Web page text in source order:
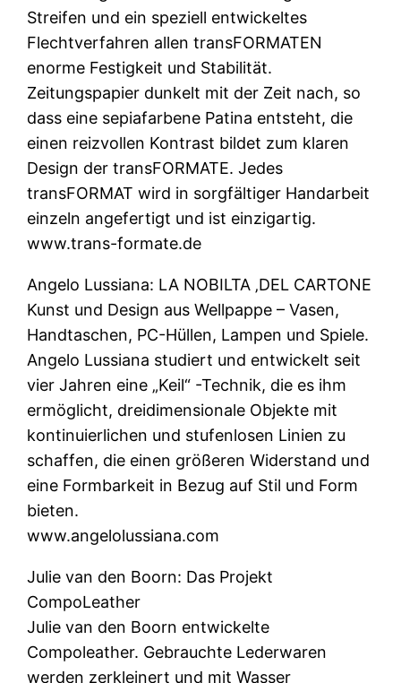
Streifen und ein speziell entwickeltes
Flechtverfahren allen transFORMATEN
enorme Festigkeit und Stabilität.
Zeitungspapier dunkelt mit der Zeit nach, so
dass eine sepiafarbene Patina entsteht, die
einen reizvollen Kontrast bildet zum klaren
Design der transFORMATE. Jedes
transFORMAT wird in sorgfältiger Handarbeit
einzeln angefertigt und ist einzigartig.
www.trans-formate.de
Angelo Lussiana: LA NOBILTA ‚DEL CARTONE
Kunst und Design aus Wellpappe – Vasen,
Handtaschen, PC-Hüllen, Lampen und Spiele.
Angelo Lussiana studiert und entwickelt seit
vier Jahren eine „Keil“ -Technik, die es ihm
ermöglicht, dreidimensionale Objekte mit
kontinuierlichen und stufenlosen Linien zu
schaffen, die einen größeren Widerstand und
eine Formbarkeit in Bezug auf Stil und Form
bieten.
www.angelolussiana.com
Julie van den Boorn: Das Projekt
CompoLeather
Julie van den Boorn entwickelte
Compoleather. Gebrauchte Lederwaren
werden zerkleinert und mit Wasser